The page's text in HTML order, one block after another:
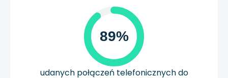
89%
udanych połączeń telefonicznych do